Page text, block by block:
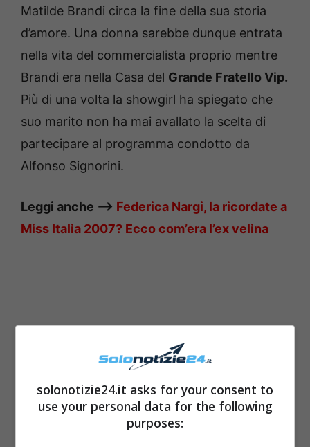
Matilde Brandi circa la fine della sua storia
d’amore. Una donna sarebbe dunque entrata
nella vita del commercialista proprio mentre
Brandi era nella Casa del Grande Fratello Vip.
Più di una volta la showgirl ha spiegato che
suo marito non ha mai avallato la scelta di
partecipare al programma condotto da
Alfonso Signorini.
Leggi anche —-> Federica Nargi, la ricordate a
Miss Italia 2007? Ecco com’era l’ex velina
solonotizie24.it asks for your consent to
use your personal data for the following
purposes: